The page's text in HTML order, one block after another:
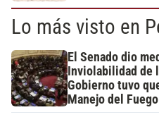
Lo más visto en
El Senado dio
Inviolabilidad de
Gobierno tuvo
Manejo del Fuego